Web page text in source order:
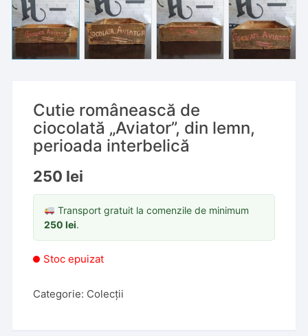
Cutie românească de
ciocolată „Aviator”, din lemn,
perioada interbelică
250 lei
Transport gratuit la comenzile de minimum
250lei.
Stoc epuizat
Categorie: Colecții